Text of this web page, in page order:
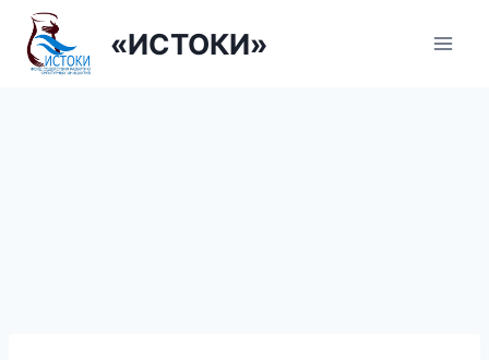
Перейти
содержанию
«ИСТОКИ»